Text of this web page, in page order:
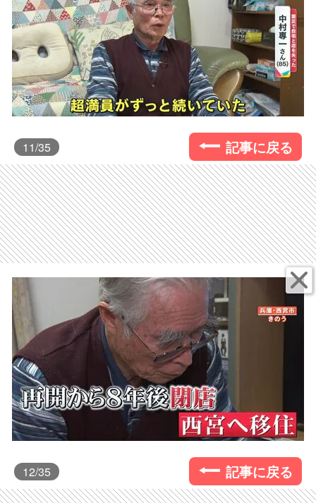
11/35 記事に戻る
12/35 記事に戻る